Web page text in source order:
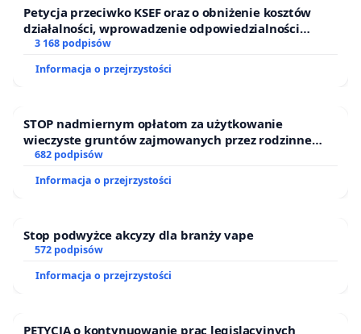
Petycja przeciwko KSEF oraz o obniżenie kosztów
działalności, wprowadzenie odpowiedzialności
finansowej kluczowych urzędników i sędziów
3 168 podpisów
Informacja o przejrzystości
STOP nadmiernym opłatom za użytkowanie
wieczyste gruntów zajmowanych przez rodzinne
ogrody działkowe.
682 podpisów
Informacja o przejrzystości
Stop podwyżce akcyzy dla branży vape
572 podpisów
Informacja o przejrzystości
PETYCJA o kontynuowanie prac legislacyjnych